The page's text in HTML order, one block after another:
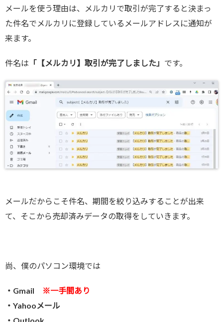
メールを使う理由は、メルカリで取引が完了すると決まっ
た件名でメルカリに登録しているメールアドレスに通知が
来ます。
件名は 「【メルカリ】取引が完了しました」 です。
メールだからこそ件名、期間を絞り込みすることが出来
て、そこから売却済みデータの取得をしていきます。
尚、僕のパソコン環境では
・Gmail
※一手間あり
・Yahooメール